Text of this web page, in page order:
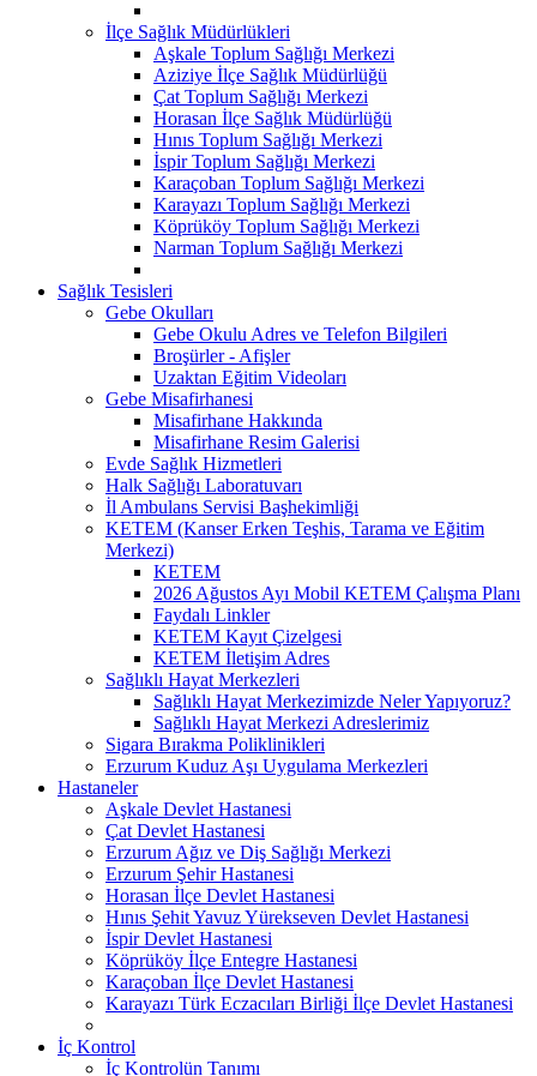
İlçe Sağlık Müdürlükleri
Aşkale Toplum Sağlığı Merkezi
Aziziye İlçe Sağlık Müdürlüğü
Çat Toplum Sağlığı Merkezi
Horasan İlçe Sağlık Müdürlüğü
Hınıs Toplum Sağlığı Merkezi
İspir Toplum Sağlığı Merkezi
Karaçoban Toplum Sağlığı Merkezi
Karayazı Toplum Sağlığı Merkezi
Köprüköy Toplum Sağlığı Merkezi
Narman Toplum Sağlığı Merkezi
Sağlık Tesisleri
Gebe Okulları
Gebe Okulu Adres ve Telefon Bilgileri
Broşürler - Afişler
Uzaktan Eğitim Videoları
Gebe Misafirhanesi
Misafirhane Hakkında
Misafirhane Resim Galerisi
Evde Sağlık Hizmetleri
Halk Sağlığı Laboratuvarı
İl Ambulans Servisi Başhekimliği
KETEM (Kanser Erken Teşhis, Tarama ve Eğitim
Merkezi)
KETEM
2026 Ağustos Ayı Mobil KETEM Çalışma Planı
Faydalı Linkler
KETEM Kayıt Çizelgesi
KETEM İletişim Adres
Sağlıklı Hayat Merkezleri
Sağlıklı Hayat Merkezimizde Neler Yapıyoruz?
Sağlıklı Hayat Merkezi Adreslerimiz
Sigara Bırakma Poliklinikleri
Erzurum Kuduz Aşı Uygulama Merkezleri
Hastaneler
Aşkale Devlet Hastanesi
Çat Devlet Hastanesi
Erzurum Ağız ve Diş Sağlığı Merkezi
Erzurum Şehir Hastanesi
Horasan İlçe Devlet Hastanesi
Hınıs Şehit Yavuz Yürekseven Devlet Hastanesi
İspir Devlet Hastanesi
Köprüköy İlçe Entegre Hastanesi
Karaçoban İlçe Devlet Hastanesi
Karayazı Türk Eczacıları Birliği İlçe Devlet Hastanesi
İç Kontrol
İç Kontrolün Tanımı